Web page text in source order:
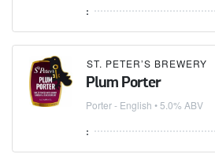
:
ST. PETER’S BREWERY
Plum Porter
Porter - English • 5.0% ABV
: